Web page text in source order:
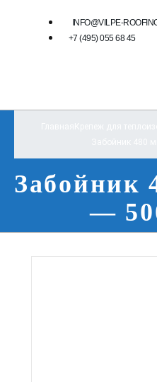
INFO@VILPE-
+7 (495) 055 68 45
Забойник
—